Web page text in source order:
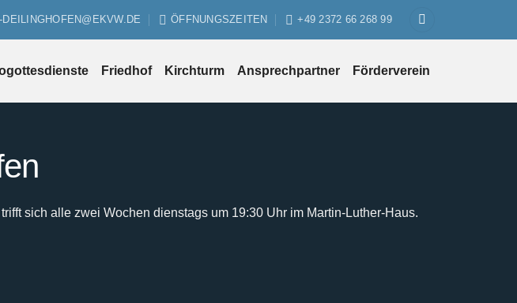
DEILINGHOFEN@EKVW.DE ÖFFNUNGSZEITEN +49 2372 66 268 99
Friedhof Kirchturm Ansprechpartner Förderverein
sich alle zwei Wochen dienstags um 19:30 Uhr im Martin-Luther-Haus.